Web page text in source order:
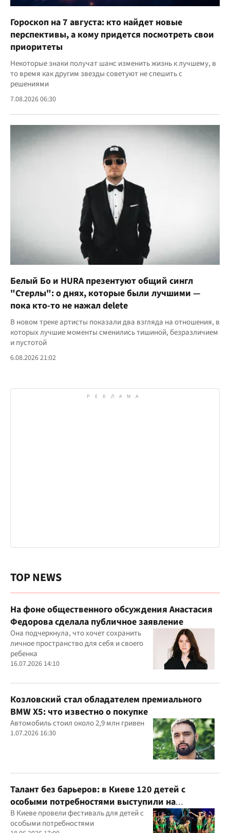
Гороскоп на 7 августа: кто найдет новые
перспективы, а кому придется посмотреть свои
приоритеты
Некоторые знаки получат шанс изменить жизнь к лучшему, в
то время как другим звезды советуют не спешить с
решениями
7.08.2026 06:30
Белый Бо и HURA презентуют общий сингл
"Стерлы": о днях, которые были лучшими —
пока кто-то не нажал delete
В новом треке артисты показали два взгляда на отношения, в
которых лучшие моменты сменились тишиной, безразличием
и пустотой
6.08.2026 21:02
TOP NEWS
На фоне общественного обсуждения Анастасия
Федорова сделала публичное заявление
Она подчеркнула, что хочет сохранить
личное пространство для себя и своего
ребенка
16.07.2026 14:10
Козловский стал обладателем премиального
BMW X5: что известно о покупке
Автомобиль стоил около 2,9 млн гривен
1.07.2026 16:30
Талант без барьеров: в Киеве 120 детей с
особыми потребностями выступили на
всеукраинском фестивале
В Киеве провели фестиваль для детей с
особыми потребностями